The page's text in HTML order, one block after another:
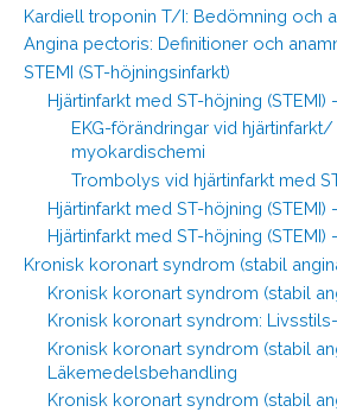
Kardiell troponin T/I: Bedömning och
Angina pectoris: Definitioner och
STEMI (ST-höjningsinfarkt)
Hjärtinfarkt med ST-höjning (STEMI)
EKG-förändringar vid hjärtinfarkt/
myokardischemi
Trombolys vid hjärtinfarkt med
Hjärtinfarkt med ST-höjning (STEMI)
Hjärtinfarkt med ST-höjning
Kronisk koronart syndrom (stabil
Kronisk koronart syndrom (stabil
Kronisk koronart syndrom:
Kronisk koronart syndrom (stabil
Läkemedelsbehandling
Kronisk koronart syndrom (stabil